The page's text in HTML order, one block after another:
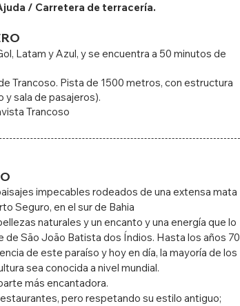
/ Carretera de terracería.
Latam y Azul, y se encuentra a 50 minutos de
Trancoso. Pista de 1500 metros, con estructura
y sala de pasajeros).
Trancoso
impecables rodeados de una extensa mata
Seguro, en el sur de Bahia
naturales y un encanto y una energía que lo
São João Batista dos Índios. Hasta los años 70
de este paraíso y hoy en día, la mayoría de los
sea conocida a nivel mundial.
más encantadora.
pero respetando su estilo antiguo;